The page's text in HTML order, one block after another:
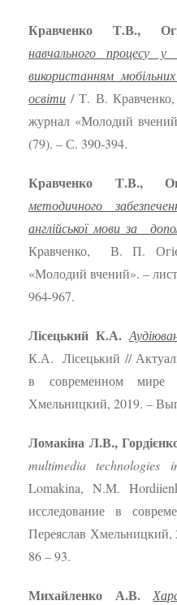
Кравченко Т.В.,
навчального процесу у
використанням
освіти / Т. В.
журнал «Молодий
(79). – С. 390-394.
Кравченко Т.В.,
методичного
англійської мови за
Кравченко, В. П.
«Молодий вчений». –
964-967.
Лісецький К.А.
К.А. Лісецький //
в современном
Хмельницкий, 2019. –
Ломакіна Л.В.,
multimedia technologies
Lomakina, N.M.
исследование в
Переяслав
86 – 93.
Михайленко А.В.